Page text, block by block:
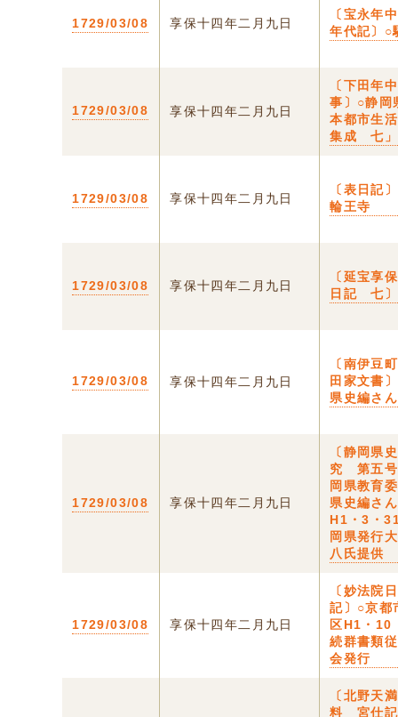
1729/03/08 享保十四年二月九日
〔宝永年
年代記〕○
1729/03/08 享保十四年二月九日
〔下田年
事〕○静岡
本都市生
集成 七」
1729/03/08 享保十四年二月九日
〔表日記
輪王寺
1729/03/08 享保十四年二月九日
〔延宝享
日記 七
1729/03/08 享保十四年二月九日
〔南伊豆
田家文書
県史編さ
1729/03/08 享保十四年二月九日
〔静岡県
究 第五号
岡県教育
県史編さ
H1・3・
岡県発行
八氏提供
1729/03/08 享保十四年二月九日
〔妙法院
記〕○京都
区H1・
続群書類
会発行
〔北野天
料 宮仕記